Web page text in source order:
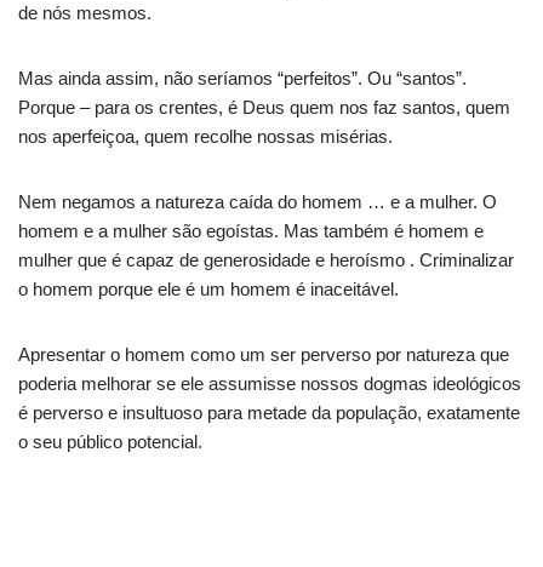
de nós mesmos.
Mas ainda assim, não seríamos “perfeitos”. Ou “santos”.
Porque – para os crentes, é Deus quem nos faz santos, quem
nos aperfeiçoa, quem recolhe nossas misérias.
Nem negamos a natureza caída do homem … e a mulher. O
homem e a mulher são egoístas. Mas também é homem e
mulher que é capaz de generosidade e heroísmo . Criminalizar
o homem porque ele é um homem é inaceitável.
Apresentar o homem como um ser perverso por natureza que
poderia melhorar se ele assumisse nossos dogmas ideológicos
é perverso e insultuoso para metade da população, exatamente
o seu público potencial.